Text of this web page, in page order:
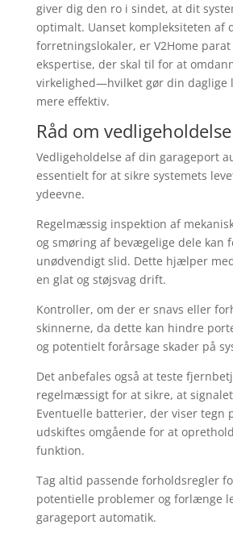
giver dig den ro i sindet, at dit
optimalt. Uanset kompleksiteten af
forretningslokaler, er V2Home
ekspertise, der skal til for at
virkelighed—hvilket gør din daglige
mere effektiv.
Råd om vedligeholdelse
Vedligeholdelse af din garageport
essentielt for at sikre systemets
ydeevne.
Regelmæssig inspektion af
og smøring af bevægelige dele kan
unødvendigt slid. Dette hjælper
en glat og støjsvag drift.
Kontroller, om der er snavs eller
skinnerne, da dette kan hindre
og potentielt forårsage skader på
Det anbefales også at teste
regelmæssigt for at sikre, at
Eventuelle batterier, der viser tegn
udskiftes omgående for at
funktion.
Tag altid passende forholdsregler
potentielle problemer og forlænge
garageport automatik.